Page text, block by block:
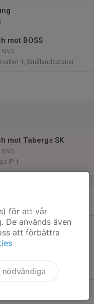
mot BOSS
NV3
1, Smålandsstenar
mot Tabergs SK
NV3
IP 1
för att vår
De används även
att förbättra
nödvändiga